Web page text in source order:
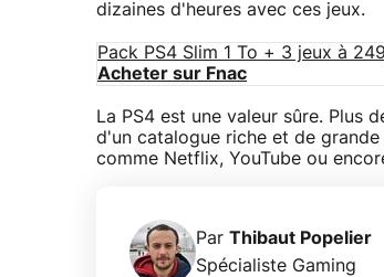
dizaines d'heures avec ces jeux.
Pack PS4 Slim 1 To + 3 jeux à
Acheter sur Fnac
La PS4 est une valeur sûre. Plus
d'un catalogue riche et de
comme Netflix, YouTube ou
Par Thibaut Popelier
Spécialiste Gaming